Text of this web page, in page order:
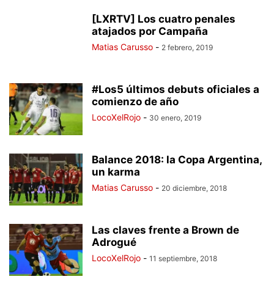
[LXRTV] Los cuatro penales
atajados por Campaña
Matias Carusso - 2 febrero, 2019
#Los5 últimos debuts oficiales a
comienzo de año
LocoXelRojo - 30 enero, 2019
Balance 2018: la Copa Argentina,
un karma
Matias Carusso - 20 diciembre, 2018
Las claves frente a Brown de
Adrogué
LocoXelRojo - 11 septiembre, 2018